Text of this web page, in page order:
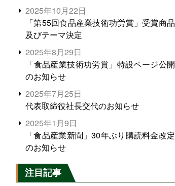
2025年10月22日
「第55回食品産業技術功労賞」受賞商品
及びテーマ決定
2025年8月29日
「食品産業技術功労賞」特設ページ公開
のお知らせ
2025年7月25日
代表取締役社長交代のお知らせ
2025年1月9日
「食品産業新聞」30年ぶり購読料金改定
のお知らせ
注目記事